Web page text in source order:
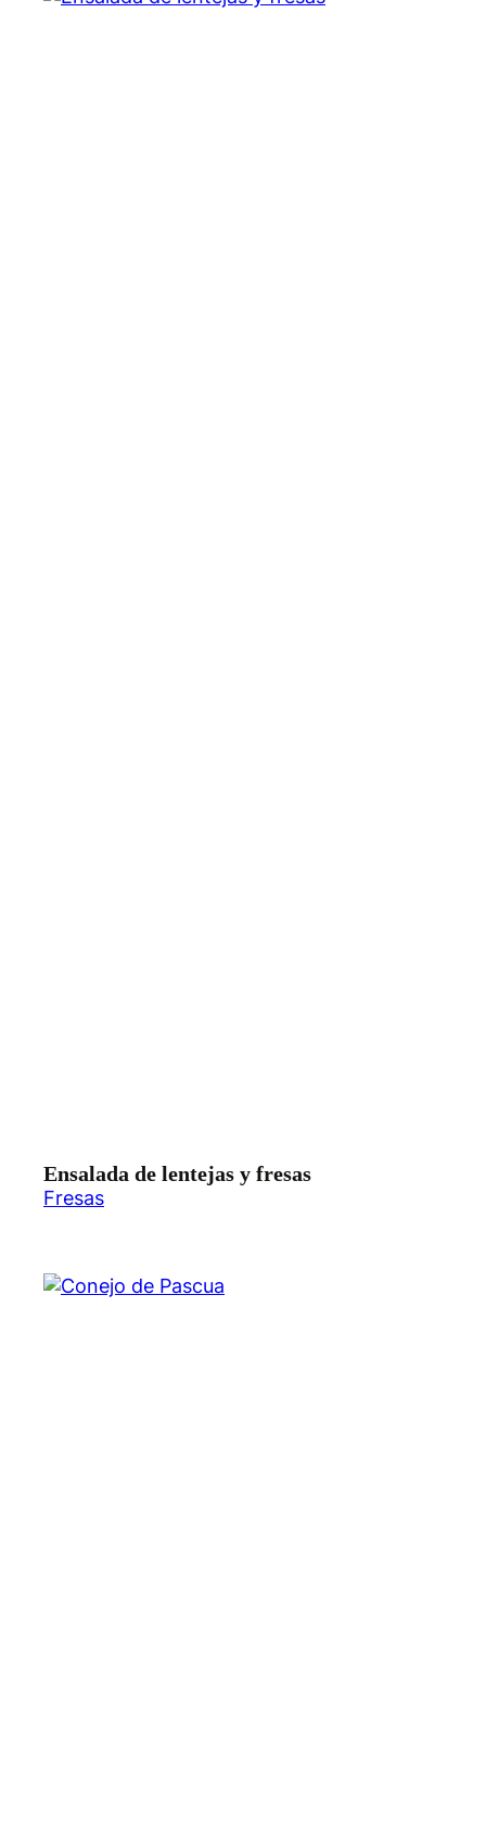
Ensalada de lentejas y fresas
Fresas